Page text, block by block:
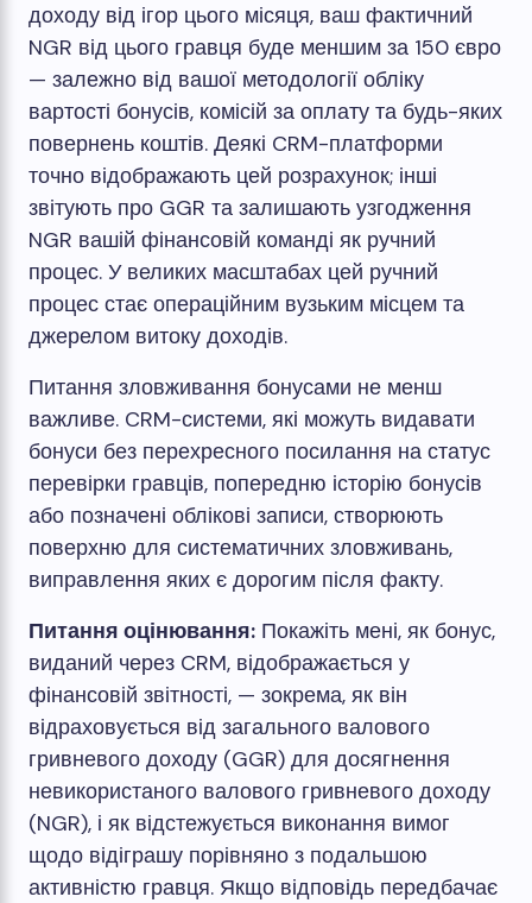
доходу від ігор цього місяця, ваш фактичний
NGR від цього гравця буде меншим за 150 євро
— залежно від вашої методології обліку
вартості бонусів, комісій за оплату та будь-яких
повернень коштів. Деякі CRM-платформи
точно відображають цей розрахунок; інші
звітують про GGR та залишають узгодження
NGR вашій фінансовій команді як ручний
процес. У великих масштабах цей ручний
процес стає операційним вузьким місцем та
джерелом витоку доходів.
Питання зловживання бонусами не менш
важливе. CRM-системи, які можуть видавати
бонуси без перехресного посилання на статус
перевірки гравців, попередню історію бонусів
або позначені облікові записи, створюють
поверхню для систематичних зловживань,
виправлення яких є дорогим після факту.
Питання оцінювання: Покажіть мені, як бонус,
виданий через CRM, відображається у
фінансовій звітності, — зокрема, як він
відраховується від загального валового
гривневого доходу (GGR) для досягнення
невикористаного валового гривневого доходу
(NGR), і як відстежується виконання вимог
щодо відіграшу порівняно з подальшою
активністю гравця. Якщо відповідь передбачає